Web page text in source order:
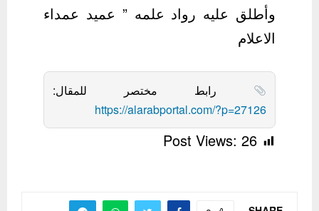
وأطلق عليه رواد علمه ” عميد عمداء
الاعلام
رابط مختصر للمقال:
https://alarabportal.com/?p=27126
Post Views: 26